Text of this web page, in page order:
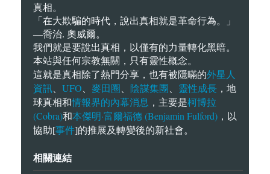
真相。
「在大欺騙的時代，說出真相就是革命行為。」
—喬治. 奧威爾。
我們就是要說出真相，以僅有的力量轉化黑暗。
本站與任何宗教無關，只有靈性概念。
這就是真相除了熱門分享，也有被隱暪的外星人
資訊
UFO 麥田圈 陰謀集團 靈性成長 ，地
球真相和情報界的內幕消息 ，主要是柯博拉
(Cobra)和本傑明·富爾福德 (Benjamin Fulford) ，以
協助[事件]的推展及轉變後的新社會。
相關連結